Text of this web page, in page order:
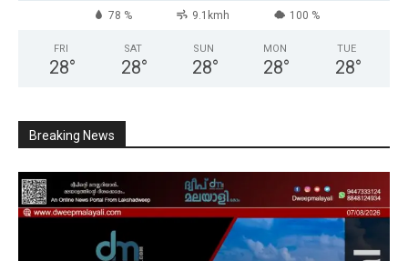
78 % 9.1kmh 100 %
FRI
28°
SAT
28°
SUN
28°
MON
28°
TUE
28°
Breaking News